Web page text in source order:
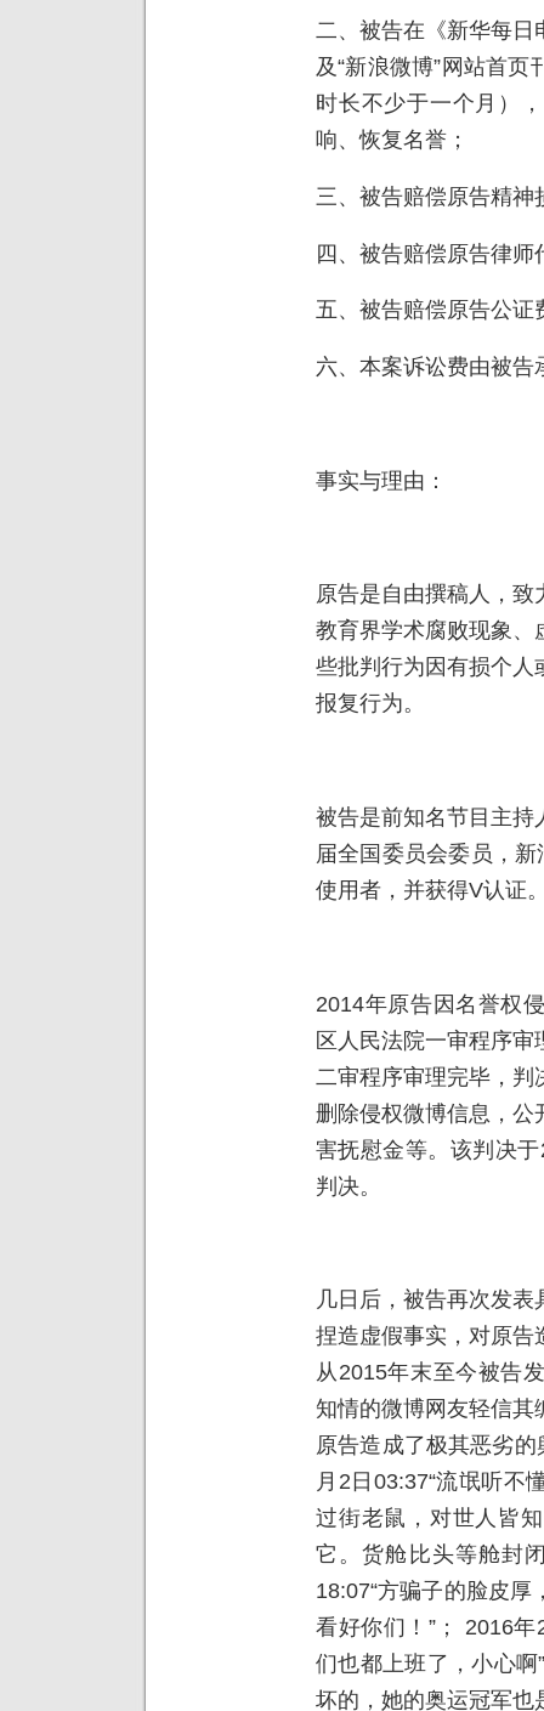
二、被告在《新华每
及“新浪微博”网站首
时长不少于一个月）
响、恢复名誉；
三、被告赔偿原告精神
四、被告赔偿原告律师
五、被告赔偿原告公
六、本案诉讼费由被告
事实与理由：
原告是自由撰稿人，
教育界学术腐败现象、
些批判行为因有损个人
报复行为。
被告是前知名节目主持
届全国委员会委员，
使用者，并获得V认证
2014年原告因名誉权
区人民法院一审程序
二审程序审理完毕，
删除侵权微博信息，公
害抚慰金等。该判决
判决。
几日后，被告再次发
捏造虚假事实，对原告
从2015年末至今被告
知情的微博网友轻信
原告造成了极其恶劣
月2日03:37“流氓听不
过街老鼠，对世人皆
它。货舱比头等舱封
18:07“方骗子的脸皮
看好你们！”； 2016
们也都上班了，小心啊
坏的，她的奥运冠军也